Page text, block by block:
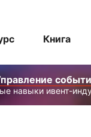
Книга
навыки ивент-